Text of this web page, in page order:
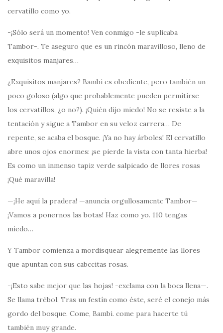
cervatillo como yo.
-¡Sólo será un momento! Ven conmigo -le suplicaba
Tambor-. Te aseguro que es un rincón maravilloso, lleno de
exquisitos manjares…
¿Exquisitos manjares? Bambi es obediente, pero también un
poco goloso (algo que probablemente pueden permitirse
los cervatillos, ¿o no?). ¡Quién dijo miedo! No se resiste a la
tentación y sigue a Tambor en su veloz carrera… De
repente, se acaba el bosque. ¡Ya no hay árboles! El cervatillo
abre unos ojos enormes: ¡se pierde la vista con tanta hierba!
Es como un inmenso tapiz verde salpicado de llores rosas
¡Qué maravilla!
—¡He aquí la pradera! —anuncia orgullosamcntc Tambor—
¡Vamos a ponernos las botas! Haz como yo. 110 tengas
miedo…
Y Tambor comienza a mordisquear alegremente las llores
que apuntan con sus cabccitas rosas.
-¡Esto sabe mejor que las hojas! -exclama con la boca llena—.
Se llama trébol. Tras un festín como éste, seré el conejo más
gordo del bosque. Come, Bambi. come para hacerte tú
también muy grande.